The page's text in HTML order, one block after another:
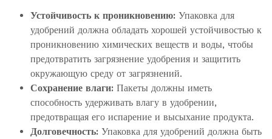
Устойчивость к проникновению: Упаковка для
удобрений должна обладать хорошей устойчивостью к
проникновению химических веществ и воды, чтобы
предотвратить загрязнение удобрения и защитить
окружающую среду от загрязнений.
Сохранение влаги: Пакеты должны иметь
способность удерживать влагу в удобрении,
предотвращая его испарение и высыхание продукта.
Долговечность: Упаковка для удобрений должна быть